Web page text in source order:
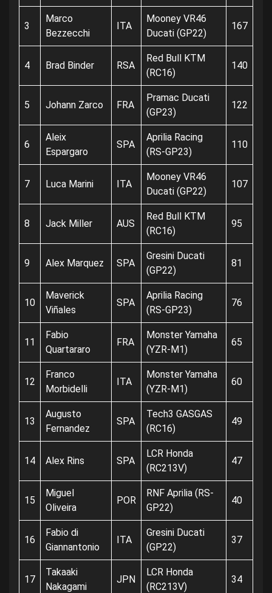
3
Marco
Bezzecchi
ITA
Mooney VR46
Ducati (GP22)
167
4 Brad Binder RSA
Red Bull KTM
(RC16)
140
5 Johann Zarco FRA
Pramac Ducati
(GP23)
122
6
Aleix
Espargaro
SPA
Aprilia Racing
(RS-GP23)
110
7 Luca Marini ITA
Mooney VR46
Ducati (GP22)
107
8 Jack Miller AUS
Red Bull KTM
(RC16)
95
9 Alex Marquez SPA
Gresini Ducati
(GP22)
81
10
Maverick
Viñales
SPA
Aprilia Racing
(RS-GP23)
76
11
Fabio
Quartararo
FRA
Monster Yamaha
(YZR-M1)
65
12
Franco
Morbidelli
ITA
Monster Yamaha
(YZR-M1)
60
13
Augusto
Fernandez
SPA
Tech3 GASGAS
(RC16)
49
14 Alex Rins SPA
LCR Honda
(RC213V)
47
15
Miguel
Oliveira
POR
RNF Aprilia (RS-
GP22)
40
16
Fabio di
Giannantonio
ITA
Gresini Ducati
(GP22)
37
17
Takaaki
Nakagami
JPN
LCR Honda
(RC213V)
34